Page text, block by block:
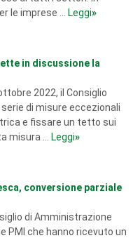
le imprese ...
Leggi»
in discussione la
2022, il Consiglio
di misure eccezionali
e fissare un tetto sui
misura ...
Leggi»
conversione parziale
di Amministrazione
PMI che hanno ricevuto un